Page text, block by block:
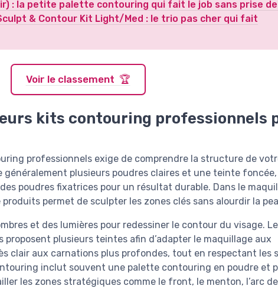
: la petite palette contouring qui fait le job sans prise
& Contour Kit Light/Med : le trio pas cher qui fait
Voir le classement 🏆
kits contouring professionnels
professionnels exige de comprendre la structure de
généralement plusieurs poudres claires et une teinte
poudres fixatrices pour un résultat durable. Dans le
permet de sculpter les zones clés sans alourdir la
et des lumières pour redessiner le contour du visage.
plusieurs teintes afin d’adapter le maquillage aux
clair aux carnations plus profondes, tout en respectant les
inclut souvent une palette contouring en poudre et
les zones stratégiques comme le front, le menton, l’arc de